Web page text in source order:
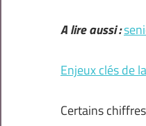
A lire aussi :
Enjeux clés de
Certains